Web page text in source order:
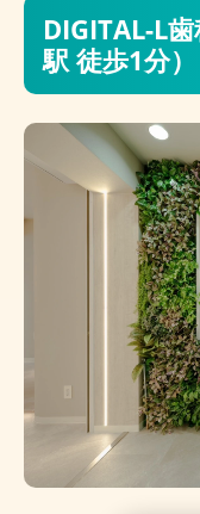
DIGITAL-L
駅 徒歩1分）